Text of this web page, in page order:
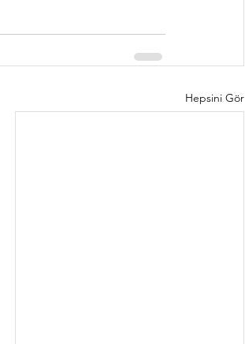
Hepsini Gör